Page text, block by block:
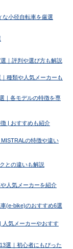
な小径自転車を厳選
｜評判や選び方も解説
種類や人気メーカーも
｜各モデルの特徴を専
| おすすめも紹介
の特徴や違い
との違いも解説
人気メーカーを紹介
(e-bike)のおすすめ6選
人気メーカーやおすす
選｜初心者にもぴった